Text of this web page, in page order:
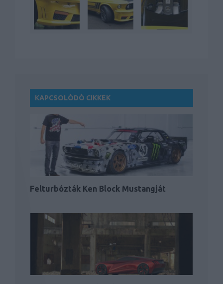
KAPCSOLÓDÓ CIKKEK
Felturbózták Ken Block Mustangját